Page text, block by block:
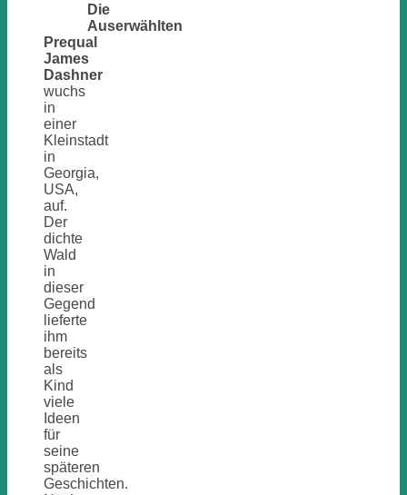
Die
Auserwählten
Prequal
James
Dashner
wuchs
in
einer
Kleinstadt
in
Georgia,
USA,
auf.
Der
dichte
Wald
in
dieser
Gegend
lieferte
ihm
bereits
als
Kind
viele
Ideen
für
seine
späteren
Geschichten.